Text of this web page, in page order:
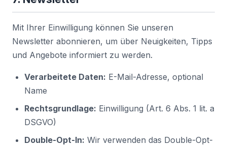
Mit Ihrer Einwilligung können Sie unseren
Newsletter abonnieren, um über Neuigkeiten, Tipps
und Angebote informiert zu werden.
Verarbeitete Daten: E-Mail-Adresse, optional
Name
Rechtsgrundlage: Einwilligung (Art. 6 Abs. 1 lit. a
DSGVO)
Double-Opt-In: Wir verwenden das Double-Opt-